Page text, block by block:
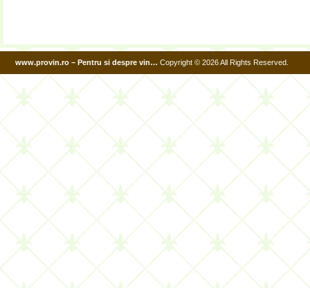
www.provin.ro – Pentru si despre vin… Copyright © 2026 All Rights Reserved.